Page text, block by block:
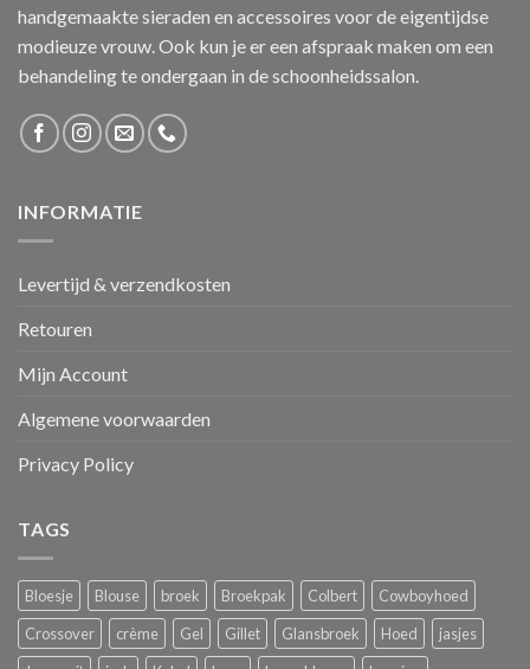
handgemaakte sieraden en accessoires voor de eigentijdse
modieuze vrouw. Ook kun je er een afspraak maken om een
behandeling te ondergaan in de schoonheidssalon.
INFORMATIE
Levertijd & verzendkosten
Retouren
Mijn Account
Algemene voorwaarden
Privacy Policy
TAGS
Bloesje Blouse broek Broekpak Colbert
Cowboyhoed
Crossover
crème Gel Gillet Glansbroek Hoed
jasjes